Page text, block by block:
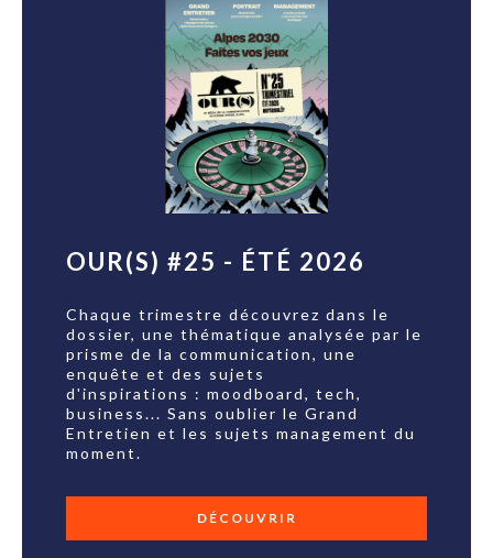
OUR(S) #25 - ÉTÉ 2026
Chaque trimestre découvrez dans le
dossier, une thématique analysée par le
prisme de la communication, une
enquête et des sujets
d'inspirations : moodboard, tech,
business... Sans oublier le Grand
Entretien et les sujets management du
moment.
DÉCOUVRIR